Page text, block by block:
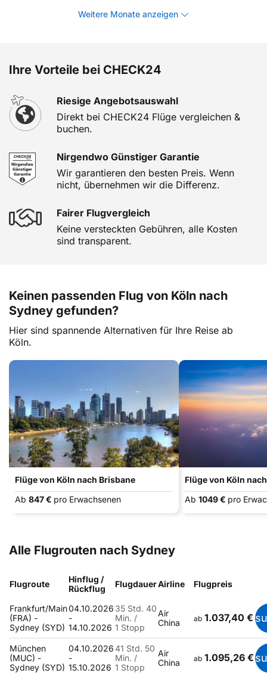
Weitere Monate anzeigen
Ihre Vorteile bei CHECK24
Riesige Angebotsauswahl
Direkt bei CHECK24 Flüge vergleichen &
buchen.
Nirgendwo Günstiger Garantie
Wir garantieren den besten Preis. Wenn
nicht, übernehmen wir die Differenz.
Fairer Flugvergleich
Keine versteckten Gebühren, alle Kosten
sind transparent.
Keinen passenden Flug von Köln nach
Sydney gefunden?
Hier sind spannende Alternativen für Ihre Reise ab
Köln.
Flüge von Köln nach Brisbane
Ab 847 € pro Erwachsenen
Flüge von Köln
Ab 1049 € pro
Alle Flugrouten nach Sydney
Flugroute
Hinflug /
Rückflug
FlugdauerAirline Flugpreis
Frankfurt/Main
(FRA) -
Sydney (SYD)
04.10.2026
-
14.10.2026
35 Std. 40
Min. /
1 Stopp
Air
China
ab 1.037,40 €
München
(MUC) -
Sydney (SYD)
04.10.2026
-
15.10.2026
41 Std. 50
Min. /
1 Stopp
Air
China
ab 1.095,26 €